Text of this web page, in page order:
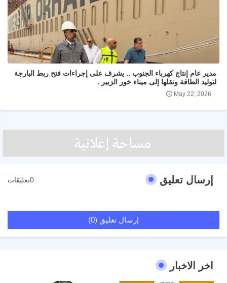
مدير عام إنتاج كهرباء الجنوب .. يشرف على إجراءات فتح ربط البارجة
لتوليد الطاقة ونقلها إلى ميناء خور الزبير .
May 22, 2026
إرسال تعليق 0تعليقات
إرسال تعليق (0)
اخر الاخبار